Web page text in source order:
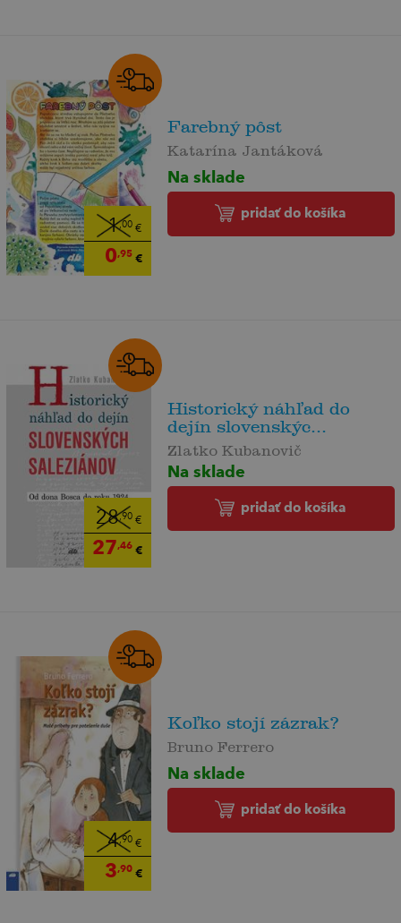
1,00€
0,95€
Farebný pôst
Katarína Jantáková
Na sklade
pridať do košíka
28,90€
27,46€
Historický náhľad do
dejín slovenskýc...
Zlatko Kubanovič
Na sklade
pridať do košíka
4,90€
3,90€
Koľko stojí zázrak?
Bruno Ferrero
Na sklade
pridať do košíka